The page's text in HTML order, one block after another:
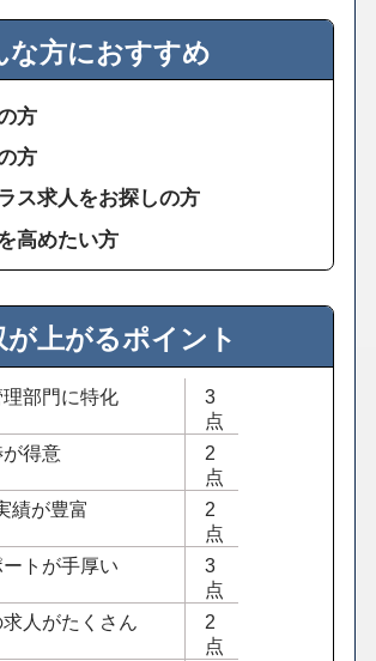
な方におすすめ
方
方
ス求人をお探しの方
高めたい方
が上がるポイント
部門に特化
3
点
得意
2
点
績が豊富
2
点
トが手厚い
3
点
人がたくさん
2
点